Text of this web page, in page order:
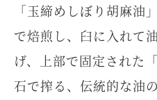
「玉締めしぼり胡麻油
で焙煎し、臼に入れて
げ、上部で固定された
石で搾る、伝統的な油